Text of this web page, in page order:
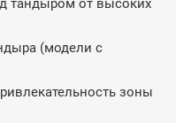
тандыром от высоких
(модели с
зоны